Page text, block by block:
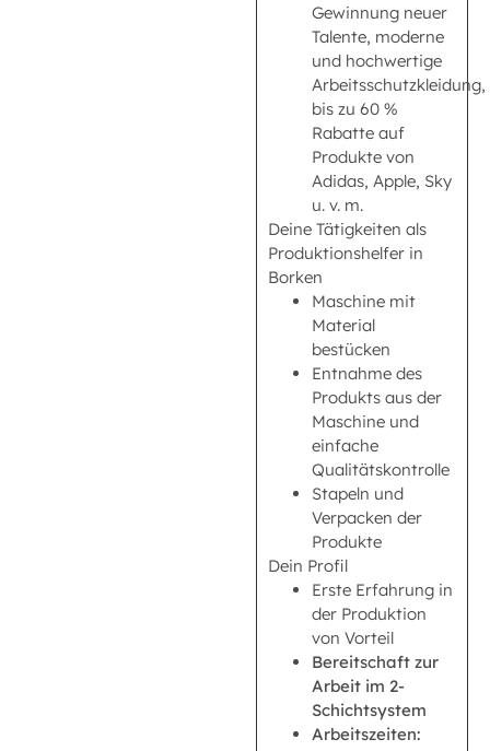
Gewinnung neuer
Talente, moderne
und hochwertige
Arbeitsschutzkleidung,
bis zu 60 %
Rabatte auf
Produkte von
Adidas, Apple, Sky
u. v. m.
Deine Tätigkeiten als
Produktionshelfer in
Borken
Maschine mit
Material
bestücken
Entnahme des
Produkts aus der
Maschine und
einfache
Qualitätskontrolle
Stapeln und
Verpacken der
Produkte
Dein Profil
Erste Erfahrung in
der Produktion
von Vorteil
Bereitschaft zur
Arbeit im 2-
Schichtsystem
Arbeitszeiten: